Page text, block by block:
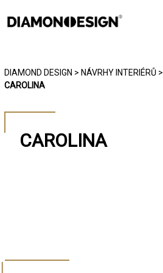
KONTAKT
DIAMOND DESIGN > NÁVRHY INTERIÉRŮ>
CAROLINA
CAROLINA